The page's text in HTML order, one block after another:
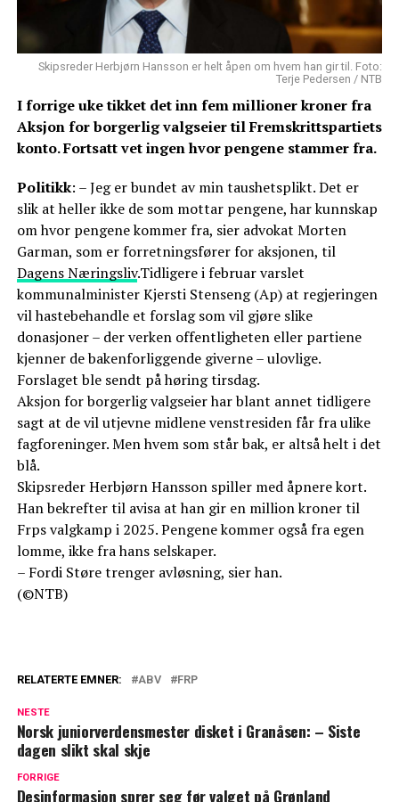
Skipsreder Herbjørn Hansson er helt åpen om hvem han gir til. Foto:
Terje Pedersen / NTB
I forrige uke tikket det inn fem millioner kroner fra
Aksjon for borgerlig valgseier til Fremskrittspartiets
konto. Fortsatt vet ingen hvor pengene stammer fra.
Politikk: – Jeg er bundet av min taushetsplikt. Det er
slik at heller ikke de som mottar pengene, har kunnskap
om hvor pengene kommer fra, sier advokat Morten
Garman, som er forretningsfører for aksjonen, til
Dagens Næringsliv.Tidligere i februar varslet
kommunalminister Kjersti Stenseng (Ap) at regjeringen
vil hastebehandle et forslag som vil gjøre slike
donasjoner – der verken offentligheten eller partiene
kjenner de bakenforliggende giverne – ulovlige.
Forslaget ble sendt på høring tirsdag.
Aksjon for borgerlig valgseier har blant annet tidligere
sagt at de vil utjevne midlene venstresiden får fra ulike
fagforeninger. Men hvem som står bak, er altså helt i det
blå.
Skipsreder Herbjørn Hansson spiller med åpnere kort.
Han bekrefter til avisa at han gir en million kroner til
Frps valgkamp i 2025. Pengene kommer også fra egen
lomme, ikke fra hans selskaper.
– Fordi Støre trenger avløsning, sier han.
(©NTB)
RELATERTE EMNER: ABV FRP
NESTE
Norsk juniorverdensmester disket i Granåsen: – Siste
dagen slikt skal skje
FORRIGE
Desinformasjon sprer seg før valget på Grønland